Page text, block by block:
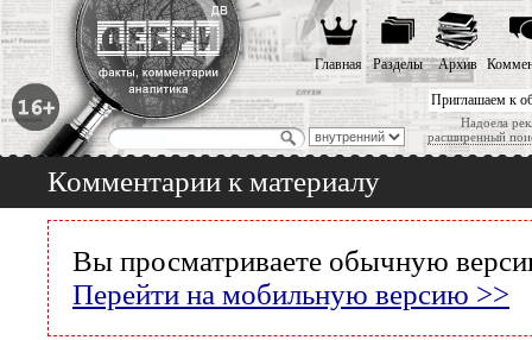
Приглашаем к
Надоела
расширенный
Главная Разделы Архив
Комментарии к материалу
Вы просматриваете обычную
Перейти на мобильную версию >>